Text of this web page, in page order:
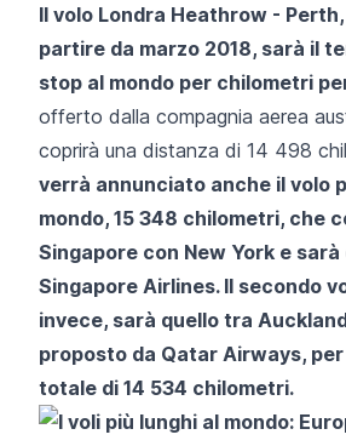
Il volo Londra Heathrow -
partire da marzo 2018, sarà il
stop al mondo per chilometri
offerto dalla compagnia aerea
coprirà una distanza di 14 498
verrà annunciato anche il volo
mondo, 15 348 chilometri, che
Singapore con New York e
Singapore Airlines. Il secondo
invece, sarà quello tra
proposto da Qatar Airways,
totale di 14 534 chilometri.